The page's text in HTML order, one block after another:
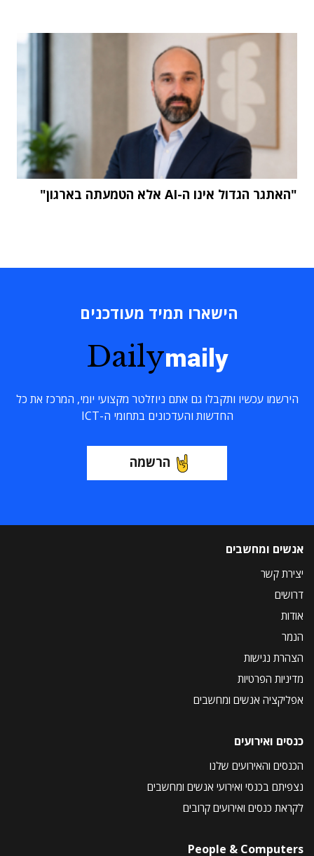
"האתגר הגדול אינו ה-AI אלא הטמעתה בארגון"
הישארו תמיד מעודכנים
Dailymaily
הירשמו עכשיו ותקבלו גם אתם ניוזלטר מקצועי יומי, המרכז את כל
החדשות והעדכונים בתחומי ה-ICT
הרשמה
אנשים ומחשבים
יצירת קשר
דרושים
אודות
הנמר
הצהרת נגישות
מדיניות הפרטיות
אפליקציה אנשים ומחשבים
כנסים ואירועים
הכנסים והאירועים שלנו
נצפיתם בכנסי ואירועי אנשים ומחשבים
לקראת כנסים ואירועים קרובים
People & Computers